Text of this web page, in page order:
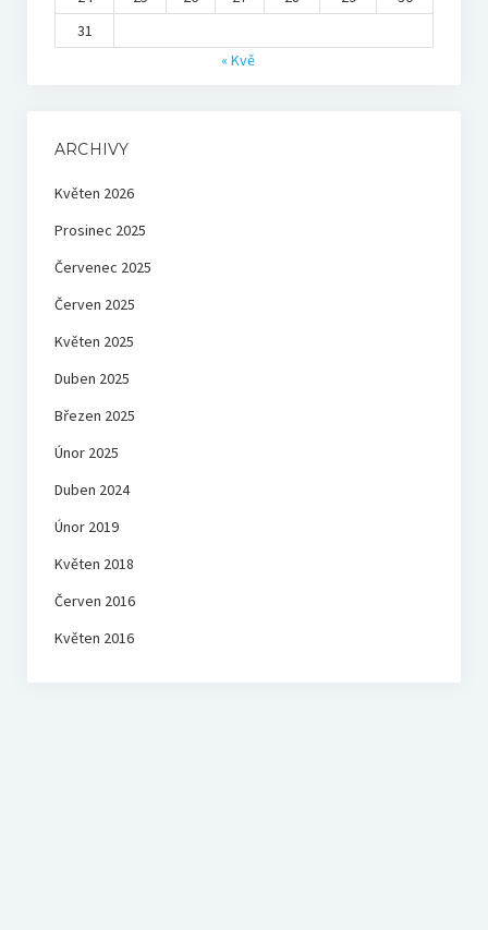
31
« Kvě
ARCHIVY
Květen 2026
Prosinec 2025
Červenec 2025
Červen 2025
Květen 2025
Duben 2025
Březen 2025
Únor 2025
Duben 2024
Únor 2019
Květen 2018
Červen 2016
Květen 2016